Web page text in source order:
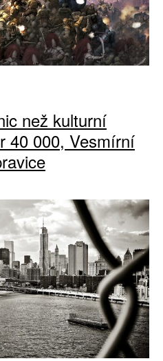
než kulturní
40 000, Vesmírní